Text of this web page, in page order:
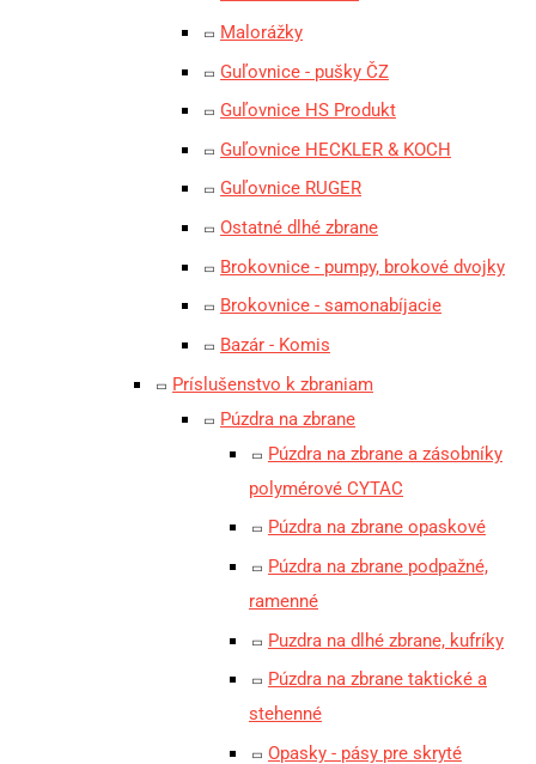
Malorážky
Guľovnice - pušky ČZ
Guľovnice HS Produkt
Guľovnice HECKLER & KOCH
Guľovnice RUGER
Ostatné dlhé zbrane
Brokovnice - pumpy, brokové dvojky
Brokovnice - samonabíjacie
Bazár - Komis
Príslušenstvo k zbraniam
Púzdra na zbrane
Púzdra na zbrane a zásobníky
polymérové CYTAC
Púzdra na zbrane opaskové
Púzdra na zbrane podpažné,
ramenné
Puzdra na dlhé zbrane, kufríky
Púzdra na zbrane taktické a
stehenné
Opasky - pásy pre skryté